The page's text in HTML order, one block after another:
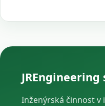
JREngineering
Inženýrská činnost v